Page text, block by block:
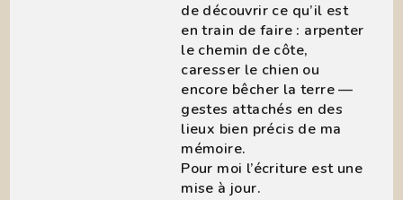
de découvrir ce qu’il est
en train de faire : arpenter
le chemin de côte,
caresser le chien ou
encore bêcher la terre —
gestes attachés en des
lieux bien précis de ma
mémoire.
Pour moi l’écriture est une
mise à jour.